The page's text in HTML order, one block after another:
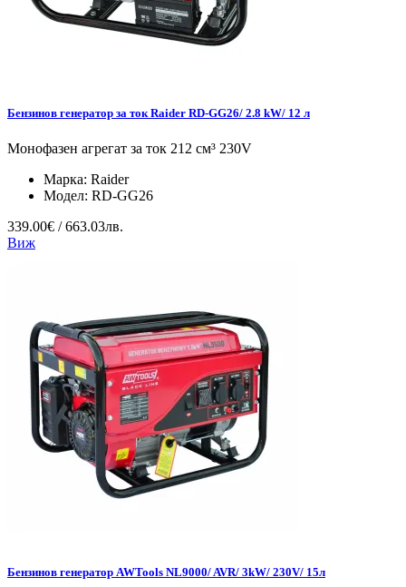
Бензинов генератор за ток Raider RD-GG26/ 2.8 kW/ 12 л
Монофазен агрегат за ток 212 см³ 230V
Марка: Raider
Модел: RD-GG26
339.00€ / 663.03лв.
Виж
Бензинов генератор AWTools NL9000/ AVR/ 3kW/ 230V/ 15л